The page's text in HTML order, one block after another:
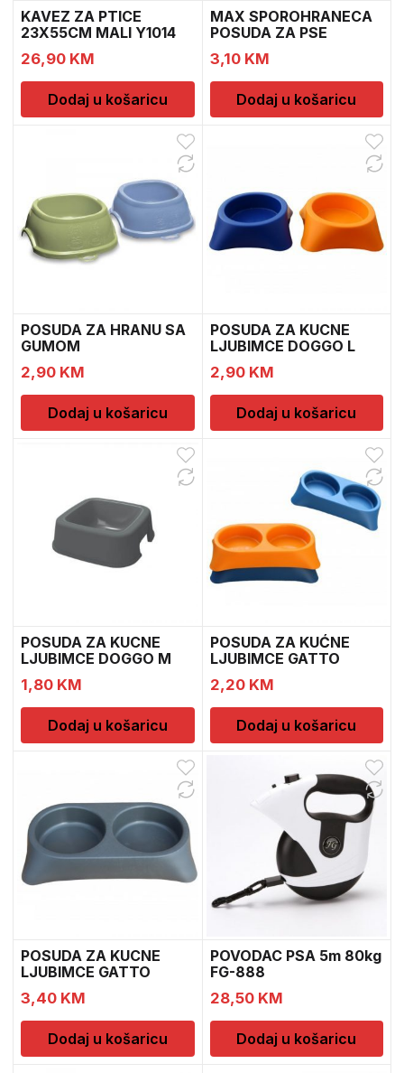
KAVEZ ZA PTICE
23X55CM MALI Y1014
26,90 KM
Dodaj u košaricu
MAX SPOROHRANECA
POSUDA ZA PSE
3,10 KM
Dodaj u košaricu
POSUDA ZA HRANU SA
GUMOM
2,90 KM
Dodaj u košaricu
POSUDA ZA KUCNE
LJUBIMCE DOGGO L
2,90 KM
Dodaj u košaricu
POSUDA ZA KUCNE
LJUBIMCE DOGGO M
1,80 KM
Dodaj u košaricu
POSUDA ZA KUĆNE
LJUBIMCE GATTO
2X0.3L
2,20 KM
Dodaj u košaricu
POSUDA ZA KUCNE
LJUBIMCE GATTO
3,40 KM
Dodaj u košaricu
POVODAC PSA 5m 80kg
FG-888
28,50 KM
Dodaj u košaricu